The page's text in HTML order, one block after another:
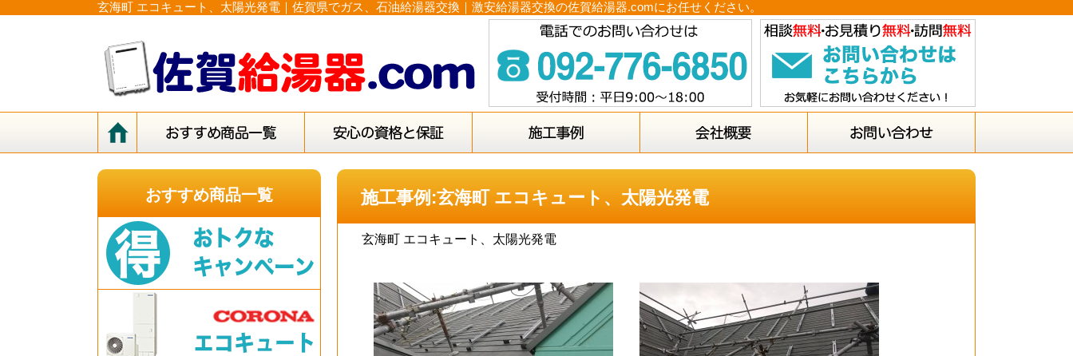
玄海町 エコキュート、太陽光発電｜佐賀県でガス、石油給湯器交換｜激安給湯器交換の佐賀給湯器.comにお任せください。
施工事例:玄海町 エコキュート、太陽光発電
玄海町 エコキュート、太陽光発電
おすすめ商品一覧